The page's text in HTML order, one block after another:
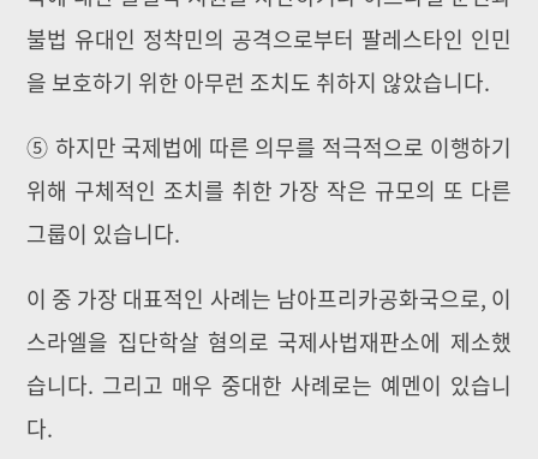
불법 유대인 정착민의 공격으로부터 팔레스타인 인민
을 보호하기 위한 아무런 조치도 취하지 않았습니다.
⑤ 하지만 국제법에 따른 의무를 적극적으로 이행하기
위해 구체적인 조치를 취한 가장 작은 규모의 또 다른
그룹이 있습니다.
이 중 가장 대표적인 사례는 남아프리카공화국으로, 이
스라엘을 집단학살 혐의로 국제사법재판소에 제소했
습니다. 그리고 매우 중대한 사례로는 예멘이 있습니
다.